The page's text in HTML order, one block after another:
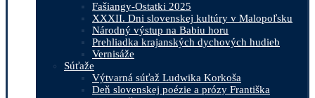
Fašiangy-Ostatki 2025
XXXII. Dni slovenskej kultúry v Malopoľsku
Národný výstup na Babiu horu
Prehliadka krajanských dychových hudieb
Vernisáže
Súťaže
Výtvarná súťaž Ludwika Korkoša
Deň slovenskej poézie a prózy Františka